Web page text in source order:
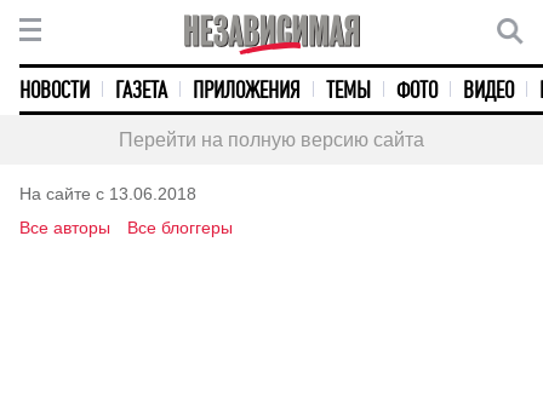
НОВОСТИ ГАЗЕТА ПРИЛОЖЕНИЯ ТЕМЫ ФОТО ВИДЕО
Перейти на полную версию сайта
На сайте с 13.06.2018
Все авторы
Все блоггеры